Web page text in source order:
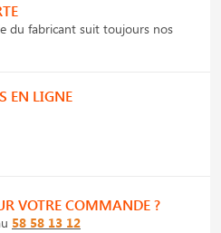
du fabricant suit toujours nos
EN LIGNE
VOTRE COMMANDE ?
58 58 13 12